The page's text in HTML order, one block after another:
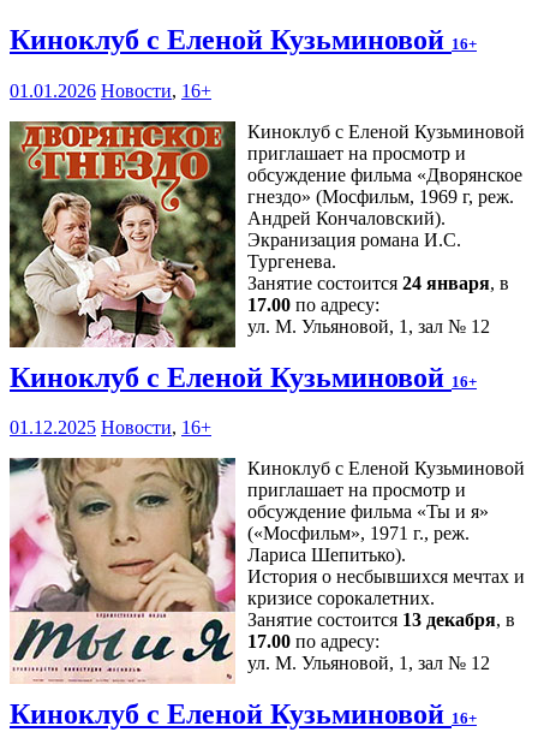
Киноклуб с Еленой Кузьминовой 16+
01.01.2026 Новости, 16+
Киноклуб с Еленой Кузьминовой
приглашает на просмотр и
обсуждение фильма «Дворянское
гнездо» (Мосфильм, 1969 г, реж.
Андрей Кончаловский).
Экранизация романа И.С.
Тургенева.
Занятие состоится 24 января, в
17.00 по адресу:
ул. М. Ульяновой, 1, зал № 12
Киноклуб с Еленой Кузьминовой 16+
01.12.2025 Новости, 16+
Киноклуб с Еленой Кузьминовой
приглашает на просмотр и
обсуждение фильма «Ты и я»
(«Мосфильм», 1971 г., реж.
Лариса Шепитько).
История о несбывшихся мечтах и
кризисе сорокалетних.
Занятие состоится 13 декабря, в
17.00 по адресу:
ул. М. Ульяновой, 1, зал № 12
Киноклуб с Еленой Кузьминовой 16+